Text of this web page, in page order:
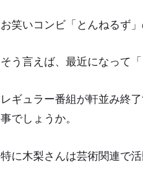
お笑いコンビ「とんねるず
そう言えば、最近になって
レギュラー番組が軒並み終
事でしょうか。
特に木梨さんは芸術関連で